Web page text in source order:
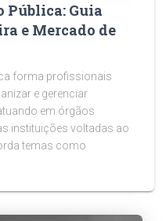
Pública: Guia
e Mercado de
forma profissionais
e gerenciar
em órgãos
instituições voltadas ao
temas como